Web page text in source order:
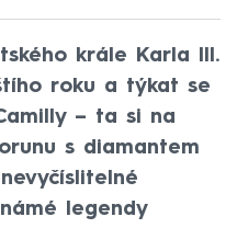
krále Karla III.
roku a týkat se
– ta si na
s diamantem
legendy